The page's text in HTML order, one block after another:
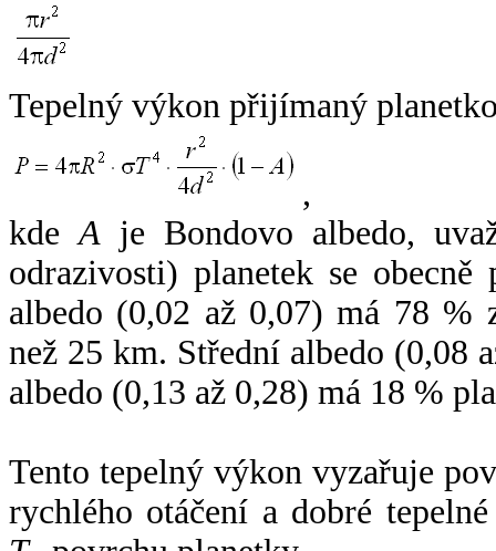
Tepelný výkon přijímaný
,
kdeA je Bondovo albedo,
odrazivosti) planetek se
albedo (0,02 až 0,07) má 78 %
než 25 km. Střední albedo (0,08
albedo (0,13 až 0,28) má 18 %
Tento tepelný výkon vyzařuje
rychlého otáčení a dobré